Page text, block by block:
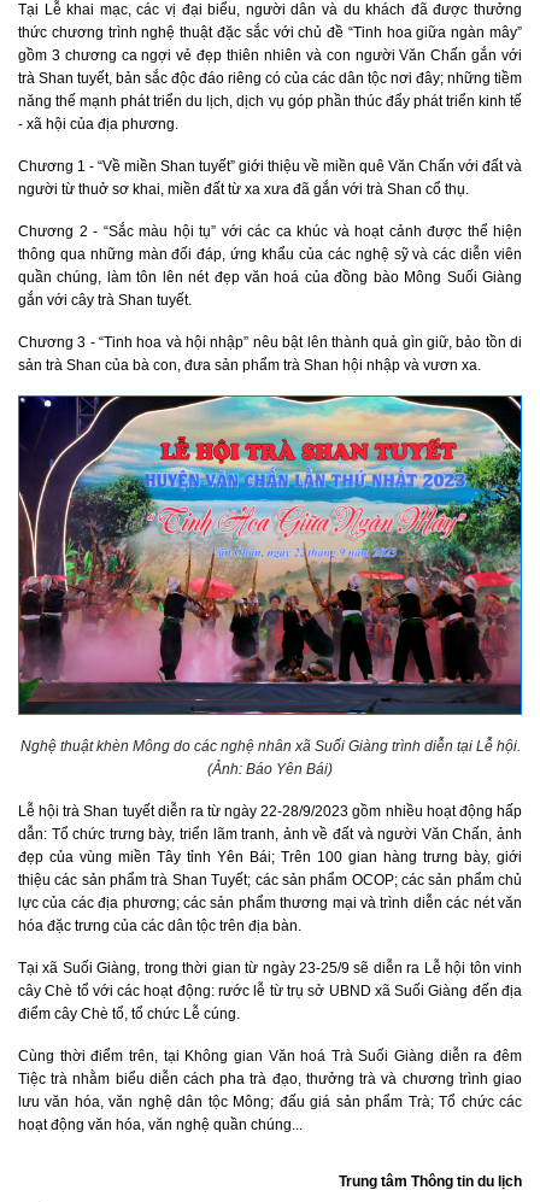
Tại Lễ khai mạc, các vị đại biểu, người dân và du khách đã được thưởng
thức chương trình nghệ thuật đặc sắc với chủ đề “Tinh hoa giữa ngàn mây”
gồm 3 chương ca ngợi vẻ đẹp thiên nhiên và con người Văn Chấn gắn với
trà Shan tuyết, bản sắc độc đáo riêng có của các dân tộc nơi đây; những tiềm
năng thế mạnh phát triển du lịch, dịch vụ góp phần thúc đẩy phát triển kinh tế
- xã hội của địa phương.
Chương 1 - “Về miền Shan tuyết” giới thiệu về miền quê Văn Chấn với đất và
người từ thuở sơ khai, miền đất từ xa xưa đã gắn với trà Shan cổ thụ.
Chương 2 - “Sắc màu hội tụ” với các ca khúc và hoạt cảnh được thể hiện
thông qua những màn đối đáp, ứng khẩu của các nghệ sỹ và các diễn viên
quần chúng, làm tôn lên nét đẹp văn hoá của đồng bào Mông Suối Giàng
gắn với cây trà Shan tuyết.
Chương 3 - “Tinh hoa và hội nhập” nêu bật lên thành quả gìn giữ, bảo tồn di
sản trà Shan của bà con, đưa sản phẩm trà Shan hội nhập và vươn xa.
Nghệ thuật khèn Mông do các nghệ nhân xã Suối Giàng trình diễn tại Lễ hội.
(Ảnh: Báo Yên Bái)
Lễ hội trà Shan tuyết diễn ra từ ngày 22-28/9/2023 gồm nhiều hoạt động hấp
dẫn: Tổ chức trưng bày, triển lãm tranh, ảnh về đất và người Văn Chấn, ảnh
đẹp của vùng miền Tây tỉnh Yên Bái; Trên 100 gian hàng trưng bày, giới
thiệu các sản phẩm trà Shan Tuyết; các sản phẩm OCOP; các sản phẩm chủ
lực của các địa phương; các sản phẩm thương mại và trình diễn các nét văn
hóa đặc trưng của các dân tộc trên địa bàn.
Tại xã Suối Giàng, trong thời gian từ ngày 23-25/9 sẽ diễn ra Lễ hội tôn vinh
cây Chè tổ với các hoạt động: rước lễ từ trụ sở UBND xã Suối Giàng đến địa
điểm cây Chè tổ, tổ chức Lễ cúng.
Cùng thời điểm trên, tại Không gian Văn hoá Trà Suối Giàng diễn ra đêm
Tiệc trà nhằm biểu diễn cách pha trà đạo, thưởng trà và chương trình giao
lưu văn hóa, văn nghệ dân tộc Mông; đấu giá sản phẩm Trà; Tổ chức các
hoạt động văn hóa, văn nghệ quần chúng...
Trung tâm Thông tin du lịch